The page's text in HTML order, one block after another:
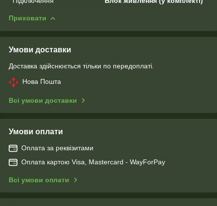
Приховати
Умови доставки
Доставка здійснюється тільки по передоплаті.
Нова Пошта
Всі умови доставки
Умови оплати
Оплата за реквізитами
Оплата картою Visa, Mastercard - WayForPay
Всі умови оплати